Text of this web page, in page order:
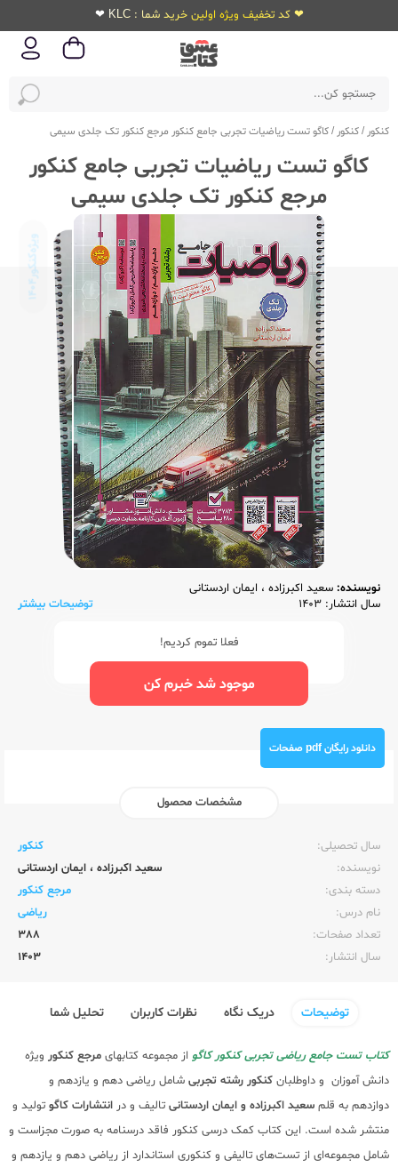
❤ کد تخفیف ویژه اولین خرید شما : KLC ❤
کنکور /کنکور /کاگو تست ریاضیات تجربی جامع کنکور مرجع کنکور تک جلدی سیمی
کاگو تست ریاضیات تجربی جامع کنکور
مرجع کنکور تک جلدی سیمی
ویژه‌کنکور
1404
نویسنده: سعید اکبرزاده ، ایمان اردستانی
سال انتشار: 1403
توضیحات بیشتر
فعلا تموم کردیم!
موجود شد خبرم کن
دانلود رایگان pdf صفحات
مشخصات محصول
سال تحصیلی:‌
کنکور
نویسنده:‌
سعید اکبرزاده ، ایمان اردستانی
دسته بندی:
مرجع کنکور
نام درس:
ریاضی
تعداد صفحات:‌
388
سال انتشار:‌
1403
توضیحات دریک نگاه نظرات کاربران تحلیل شما
کتاب تست جامع ریاضی تجربی کنکور کاگو از مجموعه کتابهای مرجع کنکور ویژه
دانش آموزان و داوطلبان کنکور رشته تجربی شامل ریاضی دهم و یازدهم و
دوازدهم به قلم سعید اکبرزاده و ایمان اردستانی تالیف و در انتشارات کاگو تولید و
منتشر شده است. این کتاب کمک درسی کنکور فاقد درسنامه به صورت مجزاست و
شامل مجموعه‌ای از تست‌های تالیفی و کنکوری استاندارد از ریاضی دهم و یازدهم و